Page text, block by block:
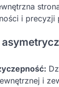
i precyzji
i